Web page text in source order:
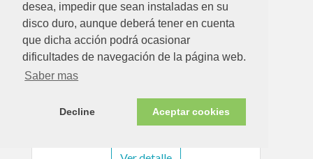
desea, impedir que sean instaladas en su
disco duro, aunque deberá tener en cuenta
que dicha acción podrá ocasionar
dificultades de navegación de la página web.
Saber mas
Decline Aceptar cookies
SARTEN ALUMINIO FORJADO GREEN 22 CM